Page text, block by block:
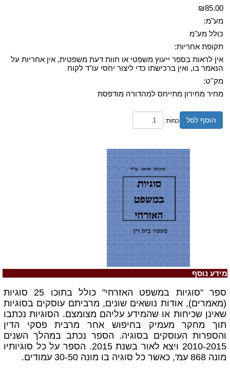
₪85.00
מע"מ:
כולל מע"מ
תקופת אחריות:
אין לראות בספר ייעוץ משפטי או חוות דעת משפטית, אין אחריות על
הנאמר בו, ואין ברכישתו כדי ליצור יחסי עו"ד לקוח
מק''ט:
מחיר מחירון מתייחס למהדורה מודפסת
הוסף לסל כמות:
מידע נוסף
ספר "סוגיות במשפט האזרחי" כולל בתוכו 25 סוגיות
(מאמרים), אודות נושאים שונים, מרביתם עוסקים בסוגיות
שאינן שכיחות או שהמידע עליהם מצומצם. הסוגיות נכתבו
תוך מחקר מעמיק בחיפוש אחר מרבית פסקי הדין
והספרות העוסקים בסוגיה. הספר נכתב במהלך השנים
2010-2015 ויצא לאור בשנת 2015.
הספר על כל סוגיותיו
מונה 868 עמ', כאשר
כל סוגיה בו מונה 30-50 עמודים.